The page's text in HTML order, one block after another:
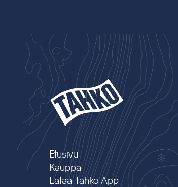
Etusivu
Kauppa
Lataa Tahko App